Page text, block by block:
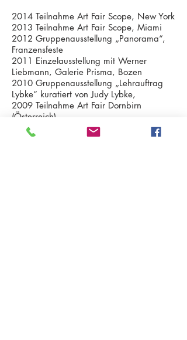
2014 Teilnahme Art Fair Scope, New York
2013 Teilnahme Art Fair Scope, Miami
2012 Gruppenausstellung „Panorama“,
Franzensfeste
2011 Einzelausstellung mit Werner
Liebmann, Galerie Prisma, Bozen
2010 Gruppenausstellung „Lehrauftrag
Lybke“ kuratiert von Judy Lybke,
2009 Teilnahme Art Fair Dornbirn
(Österreich)
2006 Einzelausstellung Galerie Acud,
Berlin